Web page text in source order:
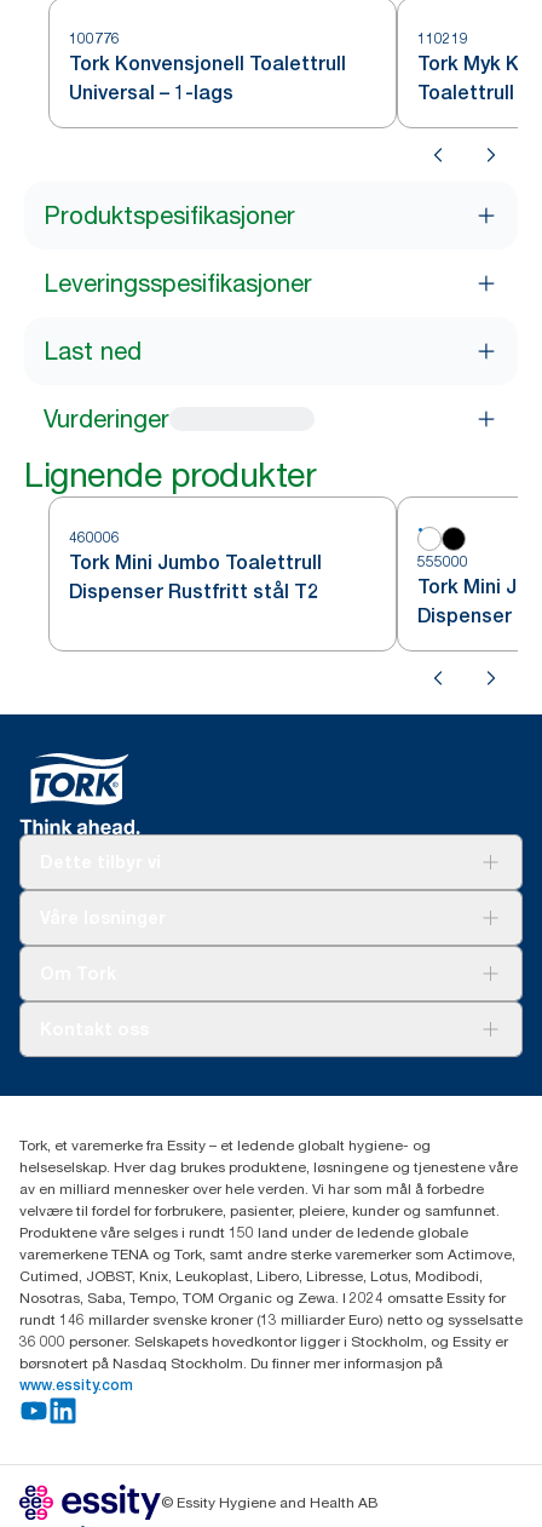
100776
Tork Konvensjonell Toalettrull
Universal – 1-lags
110219
Tork Myk
Toalettrull
Produktspesifikasjoner
Leveringsspesifikasjoner
Last ned
Vurderinger
Lignende produkter
460006
Tork Mini Jumbo Toalettrull
Dispenser Rustfritt stål T2
555000
Tork Mini
Dispenser
(+47) 22 70 62 00
Fredrik Selmers vei 6
0603 OSLO
Tork, et varemerke fra Essity – et ledende globalt hygiene- og
helseselskap. Hver dag brukes produktene, løsningene og tjenestene våre
av en milliard mennesker over hele verden. Vi har som mål å forbedre
velvære til fordel for forbrukere, pasienter, pleiere, kunder og samfunnet.
Produktene våre selges i rundt 150 land under de ledende globale
varemerkene TENA og Tork, samt andre sterke varemerker som Actimove,
Cutimed, JOBST, Knix, Leukoplast, Libero, Libresse, Lotus, Modibodi,
Nosotras, Saba, Tempo, TOM Organic og Zewa. I 2024 omsatte Essity for
rundt 146 millarder svenske kroner (13 milliarder Euro) netto og sysselsatte
36 000 personer. Selskapets hovedkontor ligger i Stockholm, og Essity er
børsnotert på Nasdaq Stockholm. Du finner mer informasjon på
www.essity.com
© Essity Hygiene and Health AB